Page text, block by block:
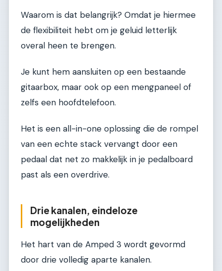
Waarom is dat belangrijk? Omdat je hiermee
de flexibiliteit hebt om je geluid letterlijk
overal heen te brengen.
Je kunt hem aansluiten op een bestaande
gitaarbox, maar ook op een mengpaneel of
zelfs een hoofdtelefoon.
Het is een all-in-one oplossing die de rompel
van een echte stack vervangt door een
pedaal dat net zo makkelijk in je pedalboard
past als een overdrive.
Drie kanalen, eindeloze
mogelijkheden
Het hart van de Amped 3 wordt gevormd
door drie volledig aparte kanalen.